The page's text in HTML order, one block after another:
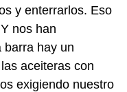
y enterrarlos. Eso
nos han
barra hay un
aceiteras con
exigiendo nuestro